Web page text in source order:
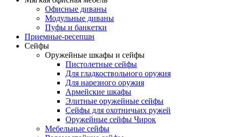
Офисные диваны
Модульные диваны
Пуфы и банкетки
Приемные-ресепшн
Сейфы
Оружейные шкафы и сейфы
Пистолетные сейфы
Для гладкоствольного оружия
Для нарезного оружия
Армейские шкафы
Элитные оружейные сейфы
Сейфы для охотничьих ружей
Оружейные сейфы Чирок
Мебельные сейфы